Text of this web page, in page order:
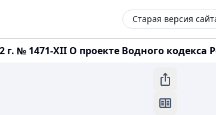
Старая версия
№ 1471-XII О проекте Водного кодекса